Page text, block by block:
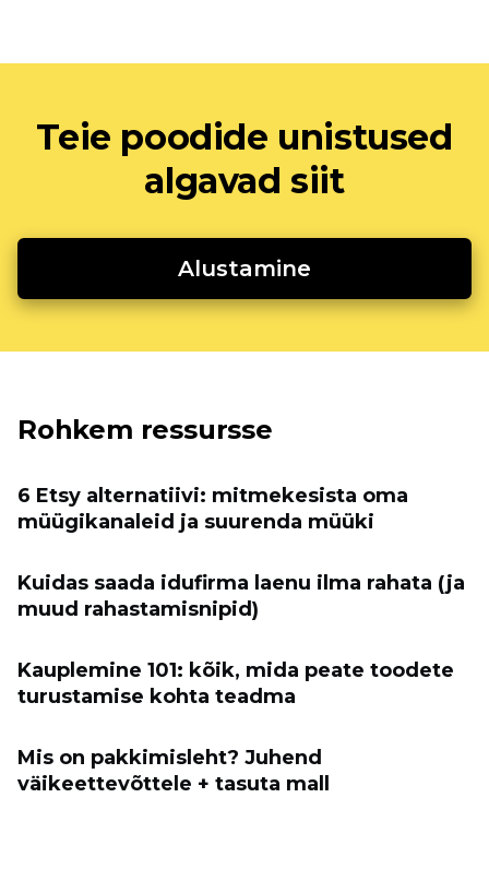
Teie poodide unistused
algavad siit
Alustamine
Rohkem ressursse
6 Etsy alternatiivi: mitmekesista oma
müügikanaleid ja suurenda müüki
Kuidas saada idufirma laenu ilma rahata (ja
muud rahastamisnipid)
Kauplemine 101: kõik, mida peate toodete
turustamise kohta teadma
Mis on pakkimisleht? Juhend
väikeettevõttele + tasuta mall